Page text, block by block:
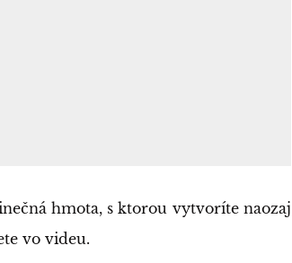
hmota, s ktorou vytvoríte naozaj
vo videu.